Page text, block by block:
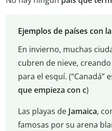
Ejemplos de países con
En invierno, muchas
cubren de nieve,
para el esquí. (“Canadá”
que empieza con c)
Las playas de Jamaica,
famosas por su arena